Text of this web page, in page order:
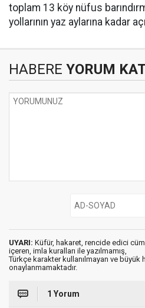
toplam 13 köy nüfus
yollarının yaz aylarına kadar
HABERE YORUM
UYARI: Küfür, hakaret, rencide edici
içeren, imla kuralları ile yazılmamış,
Türkçe karakter kullanılmayan ve büyük
onaylanmamaktadır.
1 Yorum